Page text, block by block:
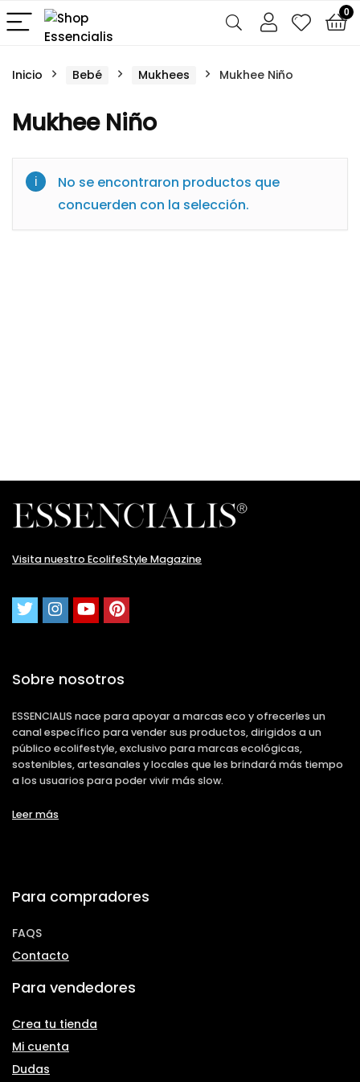
0
Inicio Bebé Mukhees Mukhee Niño
Mukhee Niño
No se encontraron productos que
concuerden con la selección.
Visita nuestro EcolifeStyle Magazine
Sobre nosotros
ESSENCIALIS nace para apoyar a marcas eco y ofrecerles un
canal específico para vender sus productos, dirigidos a un
público ecolifestyle, exclusivo para marcas ecológicas,
sostenibles, artesanales y locales que les brindará más tiempo
a los usuarios para poder vivir más slow.
Leer más
Para compradores
FAQS
Contacto
Para vendedores
Crea tu tienda
Mi cuenta
Dudas